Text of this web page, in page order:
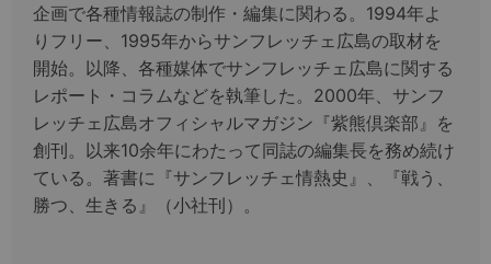
企画で各種情報誌の制作・編集に関わる。1994年よ
りフリー、1995年からサンフレッチェ広島の取材を
開始。以降、各種媒体でサンフレッチェ広島に関する
レポート・コラムなどを執筆した。2000年、サンフ
レッチェ広島オフィシャルマガジン『紫熊倶楽部』を
創刊。以来10余年にわたって同誌の編集長を務め続け
ている。著書に『サンフレッチェ情熱史』、『戦う、
勝つ、生きる』（小社刊）。